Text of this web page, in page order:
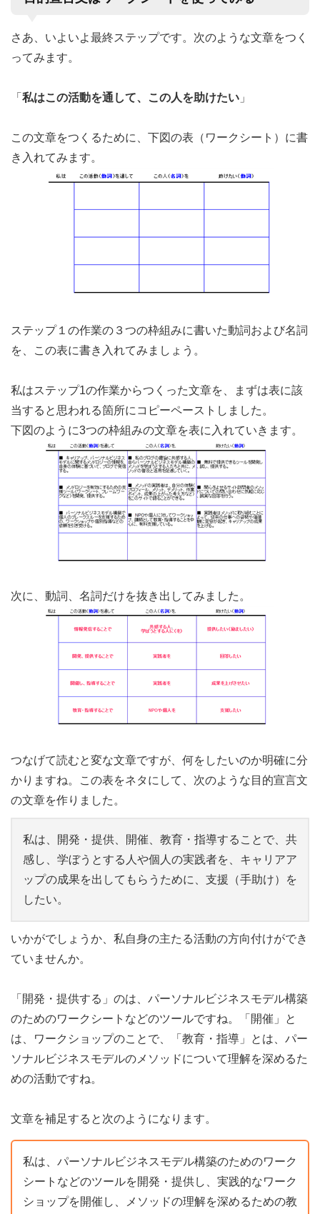
さあ、いよいよ最終ステップです。次のような文章をつく
ってみます。
「 私はこの活動を通して、この人を助けたい 」
この文章をつくるために、下図の表（ワークシート）に書
き入れてみます。
ステップ１の作業の３つの枠組みに書いた動詞および名詞
を、この表に書き入れてみましょう。
私はステップ1の作業からつくった文章を、まずは表に該
当すると思われる箇所にコピーペーストしました。
下図のように3つの枠組みの文章を表に入れていきます。
次に、動詞、名詞だけを抜き出してみました。
つなげて読むと変な文章ですが、何をしたいのか明確に分
かりますね。この表をネタにして、次のような目的宣言文
の文章を作りました。
私は、開発・提供、開催、教育・指導することで、共
感し、学ぼうとする人や個人の実践者を、キャリアア
ップの成果を出してもらうために、支援（手助け）を
したい。
いかがでしょうか、私自身の主たる活動の方向付けができ
ていませんか。
「開発・提供する」のは、パーソナルビジネスモデル構築
のためのワークシートなどのツールですね。「開催」と
は、ワークショップのことで、「教育・指導」とは、パー
ソナルビジネスモデルのメソッドについて理解を深めるた
めの活動ですね。
文章を補足すると次のようになります。
私は、パーソナルビジネスモデル構築のためのワーク
シートなどのツールを開発・提供し、実践的なワーク
ショップを開催し、メソッドの理解を深めるための教